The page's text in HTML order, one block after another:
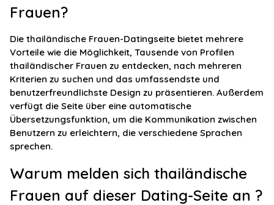
Frauen?
Die thailändische Frauen-Datingseite bietet mehrere
Vorteile wie die Möglichkeit, Tausende von Profilen
thailändischer Frauen zu entdecken, nach mehreren
Kriterien zu suchen und das umfassendste und
benutzerfreundlichste Design zu präsentieren. Außerdem
verfügt die Seite über eine automatische
Übersetzungsfunktion, um die Kommunikation zwischen
Benutzern zu erleichtern, die verschiedene Sprachen
sprechen.
Warum melden sich thailändische
Frauen auf dieser Dating-Seite an ?